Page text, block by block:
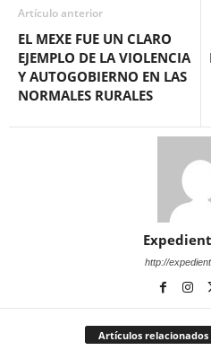
Artículo anterior
EL MEXE FUE UN CLARO
EJEMPLO DE LA VIOLENCIA
Y AUTOGOBIERNO EN LAS
NORMALES RURALES
http://
Artículos relacionados